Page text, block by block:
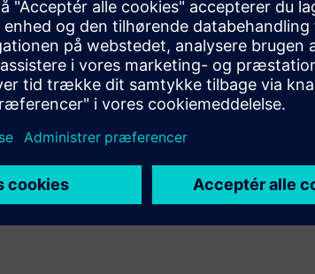
samsalg af software og digitalt aktiveret
på Siemens Xcelerator
en service til et Siemens Xcelerator-produkt/en
Xcelerator-løsning, der hjælper kunden med at
integrere, betjene eller vedligeholde det